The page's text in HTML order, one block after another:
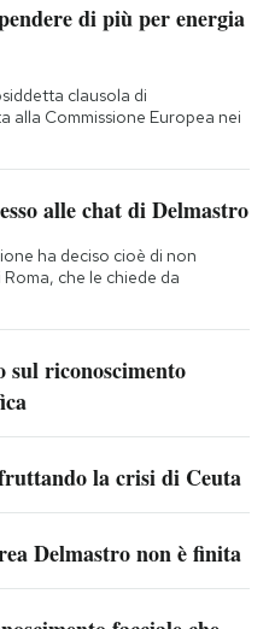
di più per energia
clausola di
alla Commissione Europea nei
alle chat di Delmastro
ha deciso cioè di non
che le chiede da
sul riconoscimento
la crisi di Ceuta
Delmastro non è finita